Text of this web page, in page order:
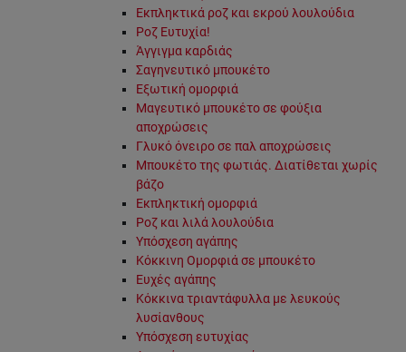
Εκπληκτικά ροζ και εκρού λουλούδια
Ροζ Ευτυχία!
Άγγιγμα καρδιάς
Σαγηνευτικό μπουκέτο
Εξωτική ομορφιά
Μαγευτικό μπουκέτο σε φούξια
αποχρώσεις
Γλυκό όνειρο σε παλ αποχρώσεις
Μπουκέτο της φωτιάς. Διατίθεται χωρίς
βάζο
Εκπληκτική ομορφιά
Ροζ και λιλά λουλούδια
Υπόσχεση αγάπης
Κόκκινη Ομορφιά σε μπουκέτο
Ευχές αγάπης
Κόκκινα τριαντάφυλλα με λευκούς
λυσίανθους
Υπόσχεση ευτυχίας